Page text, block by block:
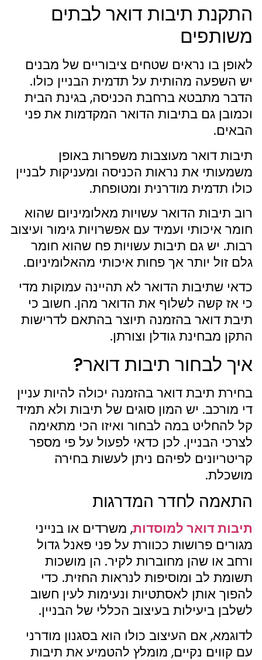
התקנת תיבות דואר לבתים
משותפים
לאופן בו נראים שטחים ציבוריים של מבנים
יש השפעה מהותית על תדמית הבניין כולו.
הדבר מתבטא ברחבת הכניסה, בגינת הבית
וכמובן גם בתיבות הדואר המקדמות את פני
הבאים.
תיבות דואר מעוצבות משפרות באופן
משמעותי את נראות הכניסה ומעניקות לבניין
כולו תדמית מודרנית ומטופחת.
רוב תיבות הדואר עשויות מאלומיניום שהוא
חומר איכותי ועמיד עם אפשרויות גימור ועיצוב
רבות. יש גם תיבות עשויות פח שהוא חומר
גלם זול יותר אך פחות איכותי מהאלומיניום.
כדאי שתיבות הדואר לא תהיינה עמוקות מדי
כי אז קשה לשלוף את הדואר מהן. חשוב כי
תיבת דואר בהזמנה תיוצר בהתאם לדרישות
התקן מבחינת גודלן וצורתן.
איך לבחור תיבות דואר?
בחירת תיבת דואר בהזמנה יכולה להיות עניין
די מורכב. יש המון סוגים של תיבות ולא תמיד
קל להחליט במה לבחור ואיזו הכי מתאימה
לצרכי הבניין. לכן כדאי לפעול על פי מספר
קריטריונים לפיהם ניתן לעשות בחירה
מושכלת.
התאמה לחדר המדרגות
תיבות דואר למוסדות, משרדים או בנייני
מגורים פרושות ככוורת על פני פאנל גדול
ורחב או שהן מחוברות לקיר. הן מושכות
תשומת לב ומוסיפות לנראות החזית. כדי
להפוך אותן לאסתטיות ונעימות לעין חשוב
לשלבן ביעילות בעיצוב הכללי של הבניין.
לדוגמא, אם העיצוב כולו הוא בסגנון מודרני
עם קווים נקיים, מומלץ להטמיע את תיבות